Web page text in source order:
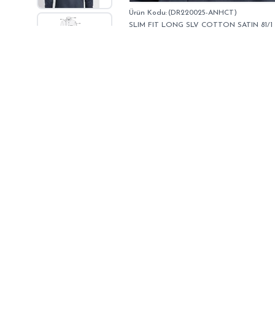
(DR220025-ANHCT)
SLIM FIT LONG SLV COTTON SATIN 81/1